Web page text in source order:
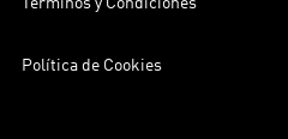
Términos y Condiciones
Política de Cookies